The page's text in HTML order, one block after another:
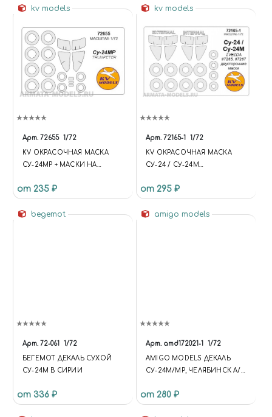
АЭРОДРОМ ХМЕЙМИМ
АЭРОДРОМ ХМЕЙМИМ
kv models
Арт. 72655 1/72
KV ОКРАСОЧНАЯ МАСКА
СУ-24МР + МАСКИ НА
МОДЕЛЕЙ ФИРМЫ
TRUMPETER
от 235 ₽
kv models
Арт. 72165-1 1/72
KV ОКРАСОЧНАЯ МАСКА
СУ-24 / СУ-24М
МАСКИ НА ДИСКИ И
КОЛЕСА ДЛЯ МОДЕЛЕЙ
ФИРМЫ ZVEZDA
от 295 ₽
begemot
Арт. 72-061 1/72
БЕГЕМОТ ДЕКАЛЬ СУХОЙ
СУ-24М В СИРИИ
от 336 ₽
amigo models
Арт. amd172021-1 1/72
AMIGO MODELS ДЕКАЛЬ
СУ-24М/МР, ЧЕЛЯБИНСК А/Б
от 280 ₽